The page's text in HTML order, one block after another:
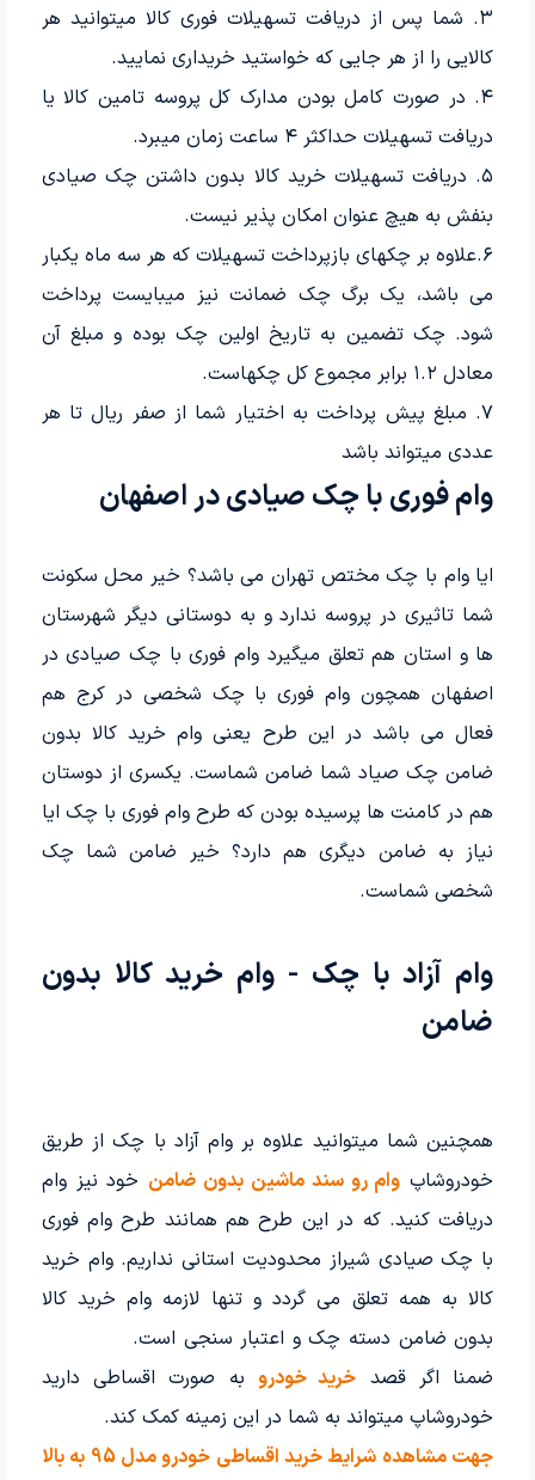
۳. شما پس از دریافت تسهیلات فوری کالا میتوانید هر
کالایی را از هر جایی که خواستید خریداری نمایید.
۴. در صورت کامل بودن مدارک کل پروسه تامین کالا یا
دریافت تسهیلات حداکثر ۴ ساعت زمان میبرد.
۵. دریافت تسهیلات خرید کالا بدون داشتن چک صیادی
بنفش به هیچ عنوان امکان پذیر نیست.
۶.علاوه بر چکهای بازپرداخت تسهیلات که هر سه ماه یکبار
می باشد، یک برگ چک ضمانت نیز میبایست پرداخت
شود. چک تضمین به تاریخ اولین چک بوده و مبلغ آن
معادل ۱.۲ برابر مجموع کل چکهاست.
۷. مبلغ پیش پرداخت به اختیار شما از صفر ریال تا هر
عددی میتواند باشد
وام فوری با چک صیادی در اصفهان
ایا وام با چک مختص تهران می باشد؟ خیر محل سکونت
شما تاثیری در پروسه ندارد و به دوستانی دیگر شهرستان
ها و استان هم تعلق میگیرد وام فوری با چک صیادی در
اصفهان همچون وام فوری با چک شخصی در کرج هم
فعال می باشد در این طرح یعنی وام خرید کالا بدون
ضامن چک صیاد شما ضامن شماست. یکسری از دوستان
هم در کامنت ها پرسیده بودن که طرح وام فوری با چک ایا
نیاز به ضامن دیگری هم دارد؟ خیر ضامن شما چک
شخصی شماست.
وام آزاد با چک - وام خرید کالا بدون
ضامن
همچنین شما میتوانید علاوه بر وام آزاد با چک از طریق
خودروشاپ وام رو سند ماشین بدون ضامن خود نیز وام
دریافت کنید. که در این طرح هم همانند طرح وام فوری
با چک صیادی شیراز محدودیت استانی نداریم. وام خرید
کالا به همه تعلق می گردد و تنها لازمه وام خرید کالا
بدون ضامن دسته چک و اعتبار سنجی است.
ضمنا اگر قصد خرید خودرو به صورت اقساطی دارید
خودروشاپ میتواند به شما در این زمینه کمک کند.
جهت مشاهده شرایط خرید اقساطی خودرو مدل 95 به بالا